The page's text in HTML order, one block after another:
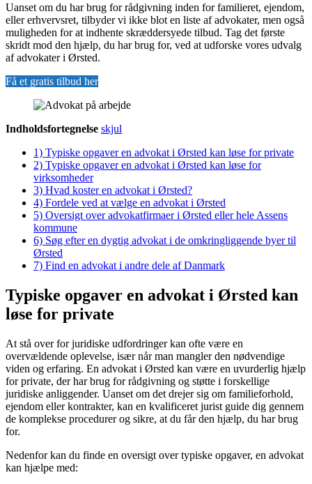
Uanset om du har brug for rådgivning inden for familieret, ejendom,
eller erhvervsret, tilbyder vi ikke blot en liste af advokater, men også
muligheden for at indhente skræddersyede tilbud. Tag det første
skridt mod den hjælp, du har brug for, ved at udforske vores udvalg
af advokater i Ørsted.
Få et gratis tilbud her
Indholdsfortegnelse skjul
1) Typiske opgaver en advokat i Ørsted kan løse for private
2) Typiske opgaver en advokat i Ørsted kan løse for
virksomheder
3) Hvad koster en advokat i Ørsted?
4) Fordele ved at vælge en advokat i Ørsted
5) Oversigt over advokatfirmaer i Ørsted eller hele Assens
kommune
6) Søg efter en dygtig advokat i de omkringliggende byer til
Ørsted
7) Find en advokat i andre dele af Danmark
Typiske opgaver en advokat i Ørsted kan
løse for private
At stå over for juridiske udfordringer kan ofte være en
overvældende oplevelse, især når man mangler den nødvendige
viden og erfaring. En advokat i Ørsted kan være en uvurderlig hjælp
for private, der har brug for rådgivning og støtte i forskellige
juridiske anliggender. Uanset om det drejer sig om familieforhold,
ejendom eller kontrakter, kan en kvalificeret jurist guide dig gennem
de komplekse procedurer og sikre, at du får den hjælp, du har brug
for.
Nedenfor kan du finde en oversigt over typiske opgaver, en advokat
kan hjælpe med: